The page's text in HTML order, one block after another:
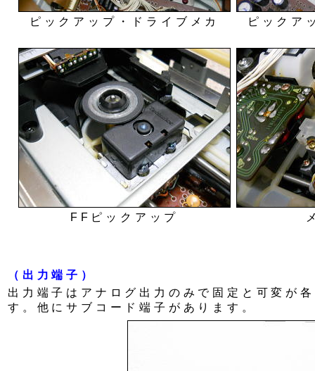
ピックアップ・ドライブメカ ピックア
FFピックアップ
（出力端子）
出力端子はアナログ出力のみで固定と可変が
す。他にサブコード端子があります。